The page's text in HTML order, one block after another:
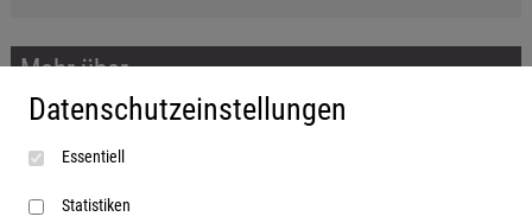
Mehr über...
Impressum
AGB
Datenschutzerklärung
Datenschutzeinstellungen
Essentiell
Statistiken